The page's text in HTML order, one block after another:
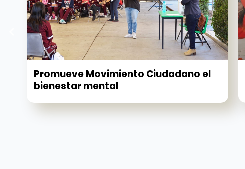
Promueve Movimiento Ciudadano el
bienestar mental